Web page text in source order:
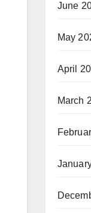
June
May
April
March